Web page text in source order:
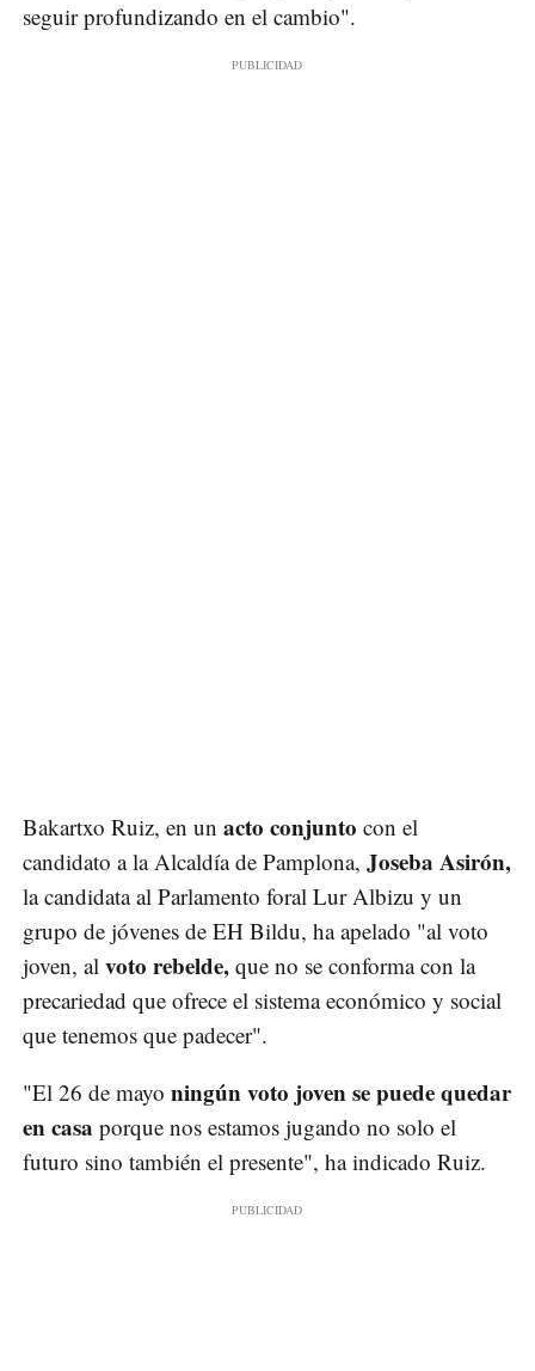
seguir profundizando en el cambio".
Bakartxo Ruiz, en un acto conjunto con el
candidato a la Alcaldía de Pamplona, Joseba Asirón,
la candidata al Parlamento foral Lur Albizu y un
grupo de jóvenes de EH Bildu, ha apelado "al voto
joven, al voto rebelde, que no se conforma con la
precariedad que ofrece el sistema económico y social
que tenemos que padecer".
"El 26 de mayo ningún voto joven se puede quedar
en casa porque nos estamos jugando no solo el
futuro sino también el presente", ha indicado Ruiz.